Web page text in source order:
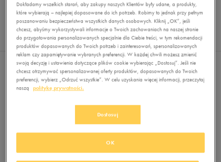
Sortuj:
REKOMENDOWANE
FILTRUJ
Pokaż
60
z 0
Nie wybrano filtrów
Brak produktów do wyświetlenia
Dokładamy wszelkich starań, aby zakupy naszych Klientów były udane, a produkty,
które wybierają – najlepiej dopasowane do ich potrzeb. Robimy to jednak przy pełnym
poszanowaniu bezpieczeństwa wszystkich danych osobowych. Kliknij „OK”, jeśli
chcesz, abyśmy wykorzystywali informacje o Twoich zachowaniach na naszej stronie
do przygotowania personalizowanych specjalnie dla Ciebie treści, w tym rekomendacji
produktów dopasowanych do Twoich potrzeb i zainteresowań, spersonalizowanych
reklam czy zapamiętywanie wybranych preferencji. W każdej chwili możesz zmienić
swoją decyzję i ustawienia dotyczące plików cookie wybierając „Dostosuj”. Jeśli nie
chcesz otrzymywać spersonalizowanej oferty produktów, dopasowanych do Twoich
preferencji, wybierz „Odrzuć wszystkie”. W celu uzyskania więcej informacji, przeczytaj
naszą
politykę prywatności.
Dostosuj
OK